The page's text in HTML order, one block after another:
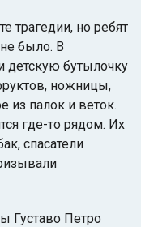
трагедии, но ребят
было. В
детскую бутылочку
ножницы,
из палок и веток.
где-то рядом. Их
спасатели
Густаво Петро